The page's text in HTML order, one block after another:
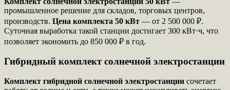
промышленное решение для складов, торговых центров,
производств. Цена комплекта 50 кВт — от 2 500 000 ₽.
Суточная выработка такой станции достигает 300 кВт·ч, что
позволяет экономить до 850 000 ₽ в год.
Гибридный комплект солнечной электростанции
Комплект гибридной солнечной электростанции сочетает